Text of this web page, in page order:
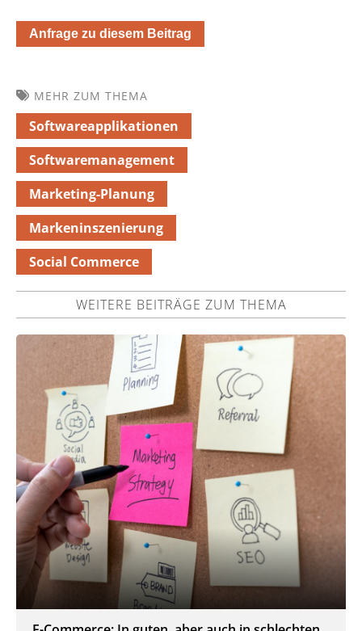
Anfrage zu diesem Beitrag
MEHR ZUM THEMA
Softwareapplikationen
Softwaremanagement
Marketing-Planung
Markeninszenierung
Social Commerce
WEITERE BEITRÄGE ZUM THEMA